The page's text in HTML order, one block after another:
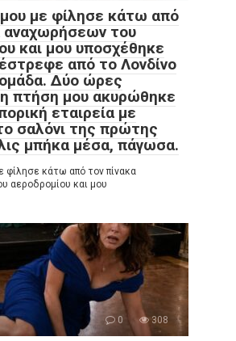
με φίλησε κάτω από
αναχωρήσεων του
και μου υποσχέθηκε
από το Λονδίνο
Δύο ώρες
πτήση μου ακυρώθηκε
εταιρεία με
σαλόνι της πρώτης
μπήκα μέσα, πάγωσα.
φίλησε κάτω από τον πίνακα
αεροδρομίου και μου
0 308